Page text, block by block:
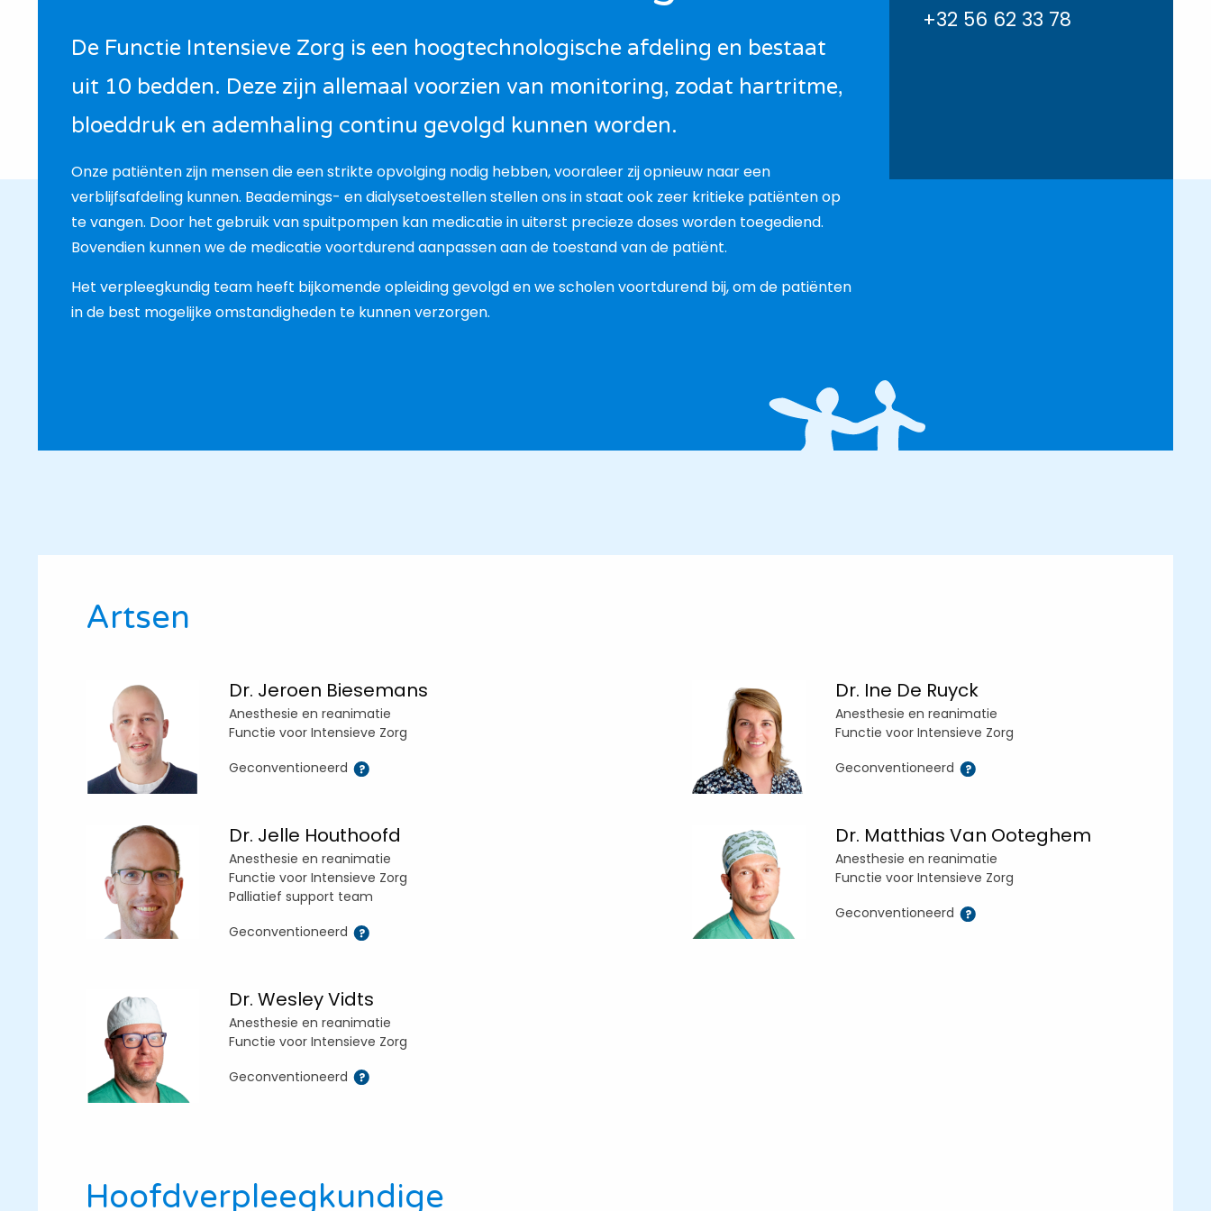
De Functie Intensieve Zorg is een hoogtechnologische afdeling en bestaat
uit 10 bedden. Deze zijn allemaal voorzien van monitoring, zodat hartritme,
bloeddruk en ademhaling continu gevolgd kunnen worden.
Onze patiënten zijn mensen die een strikte opvolging nodig hebben, vooraleer zij opnieuw naar een
verblijfsafdeling kunnen. Beademings- en dialysetoestellen stellen ons in staat ook zeer kritieke patiënten op
te vangen. Door het gebruik van spuitpompen kan medicatie in uiterst precieze doses worden toegediend.
Bovendien kunnen we de medicatie voortdurend aanpassen aan de toestand van de patiënt.
Het verpleegkundig team heeft bijkomende opleiding gevolgd en we scholen voortdurend bij, om de patiënten
in de best mogelijke omstandigheden te kunnen verzorgen.
+32 56 62 33 78
Artsen
Dr. Jeroen Biesemans
Anesthesie en reanimatie
Functie voor Intensieve Zorg
Geconventioneerd
Dr. Ine De Ruyck
Anesthesie en reanimatie
Functie voor Intensieve Zorg
Geconventioneerd
Dr. Jelle Houthoofd
Anesthesie en reanimatie
Functie voor Intensieve Zorg
Palliatief support team
Geconventioneerd
Dr. Matthias Van Ooteghem
Anesthesie en reanimatie
Functie voor Intensieve Zorg
Geconventioneerd
Dr. Wesley Vidts
Anesthesie en reanimatie
Functie voor Intensieve Zorg
Geconventioneerd
Hoofdverpleegkundige